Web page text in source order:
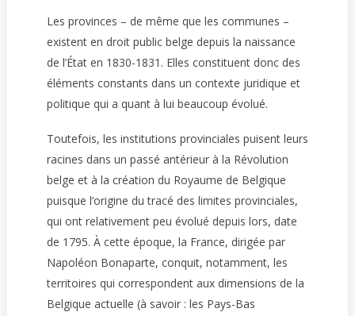
Les provinces – de même que les communes –
existent en droit public belge depuis la naissance
de l’État en 1830-1831. Elles constituent donc des
éléments constants dans un contexte juridique et
politique qui a quant à lui beaucoup évolué.
Toutefois, les institutions provinciales puisent leurs
racines dans un passé antérieur à la Révolution
belge et à la création du Royaume de Belgique
puisque l’origine du tracé des limites provinciales,
qui ont relativement peu évolué depuis lors, date
de 1795. À cette époque, la France, dirigée par
Napoléon Bonaparte, conquit, notamment, les
territoires qui correspondent aux dimensions de la
Belgique actuelle (à savoir : les Pays-Bas